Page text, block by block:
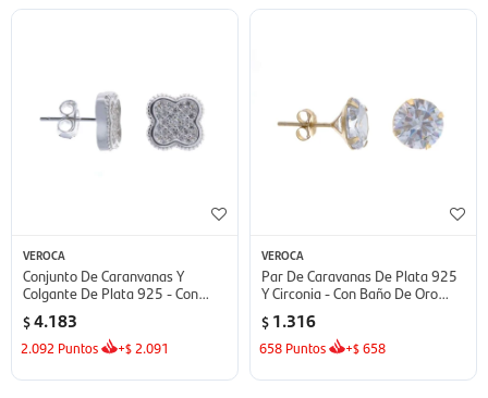
VEROCA
Conjunto De Caranvanas Y
Colgante De Plata 925 - Con
Circonias
$4.183
2.092 Puntos +$ 2.091
VEROCA
Par De Caravanas De Plata 925
Y Circonia - Con Baño De Oro
$ 1.316
658 Puntos +$658